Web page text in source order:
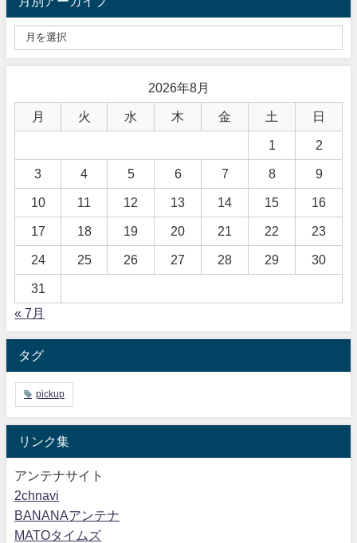
2026年8月
月 火 水 木 金 土 日
1 2
3 4 5 6 7 8 9
10 11 12 13 14 15 16
17 18 19 20 21 22 23
24 25 26 27 28 29 30
31
« 7月
タグ
pickup
リンク集
アンテナサイト
2chnavi
BANANAアンテナ
MATOタイムズ